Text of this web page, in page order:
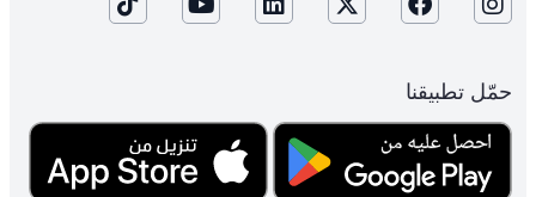
حمّل تطبيقنا